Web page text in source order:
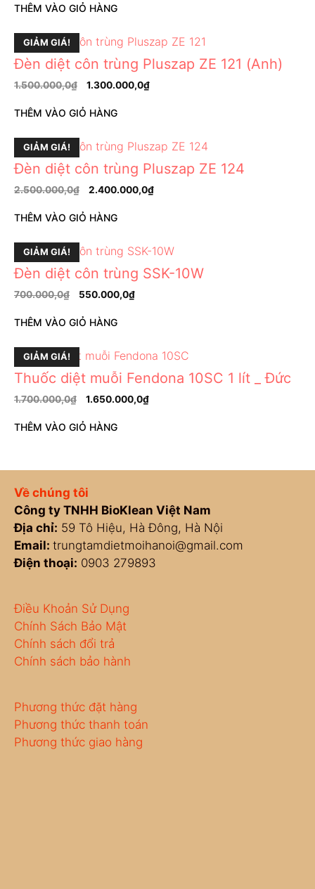
THÊM VÀO GIỎ HÀNG
GIẢM GIÁ!
Đèn diệt côn trùng Pluszap ZE 121 (Anh)
1.500.000,0₫ 1.300.000,0₫
THÊM VÀO GIỎ HÀNG
GIẢM GIÁ!
Đèn diệt côn trùng Pluszap ZE 124
2.500.000,0₫ 2.400.000,0₫
THÊM VÀO GIỎ HÀNG
GIẢM GIÁ!
Đèn diệt côn trùng SSK-10W
700.000,0₫ 550.000,0₫
THÊM VÀO GIỎ HÀNG
GIẢM GIÁ!
Thuốc diệt muỗi Fendona 10SC 1 lít _ Đức
1.700.000,0₫ 1.650.000,0₫
THÊM VÀO GIỎ HÀNG
Về chúng tôi
Công ty TNHH BioKlean Việt Nam
Địa chỉ: 59 Tô Hiệu, Hà Đông, Hà Nội
Email: trungtamdietmoihanoi@gmail.com
Điện thoại: 0903 279893
Điều Khoản Sử Dụng
Chính Sách Bảo Mật
Chính sách đổi trả
Chính sách bảo hành
Phương thức đặt hàng
Phương thức thanh toán
Phương thức giao hàng